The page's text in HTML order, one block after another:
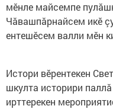
мӗнле майсемпе
Чăвашпăрнайсем икӗ
ентешӗсем валли мӗн
Истори вӗрентекен
шкулта историри
ирттерекен